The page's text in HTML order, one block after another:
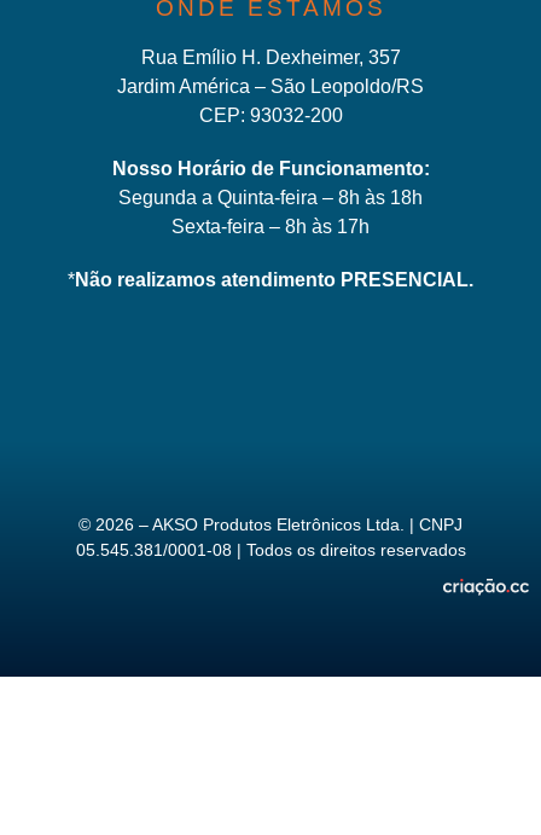
ONDE ESTAMOS
Rua Emílio H. Dexheimer, 357
Jardim América – São Leopoldo/RS
CEP: 93032-200
Nosso Horário de Funcionamento:
Segunda a Quinta-feira – 8h às 18h
Sexta-feira – 8h às 17h
*Não realizamos atendimento PRESENCIAL.
© 2026 – AKSO Produtos Eletrônicos Ltda. | CNPJ
05.545.381/0001-08 | Todos os direitos reservados